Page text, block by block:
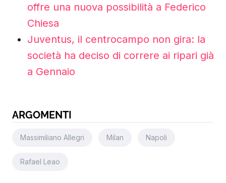
offre una nuova possibilità a Federico
Chiesa
Juventus, il centrocampo non gira: la
società ha deciso di correre ai ripari già
a Gennaio
ARGOMENTI
Massimiliano Allegri Milan Napoli
Rafael Leao